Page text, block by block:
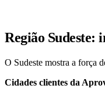
Região
O Sudeste mostra a força
Cidades clientes da